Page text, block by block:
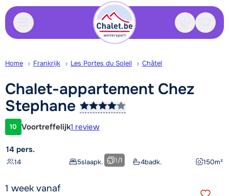
Contact
Home Frankrijk Les Portes du Soleil Châtel
Chalet-appartement Chez
Stephane
Klantwaardering
10 Voortreffelijk1 review
14 pers.
14 5slaapk. 4badk. 150m²
1/1
1 week vanaf